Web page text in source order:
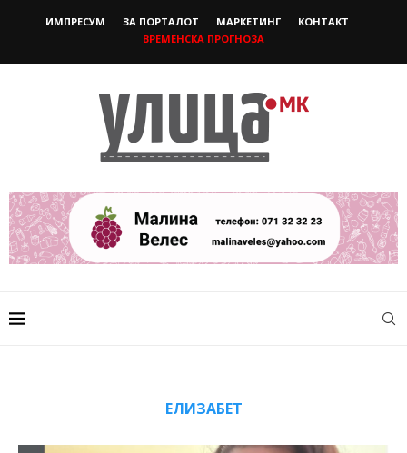
ИМПРЕСУМ ЗА ПОРТАЛОТ МАРКЕТИНГ
КОНТАКТ
ВРЕМЕНСКА ПРОГНОЗА
ЕЛИЗАБЕТ